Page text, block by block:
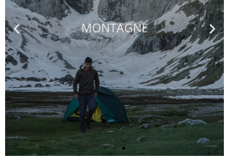
MONTAGNE